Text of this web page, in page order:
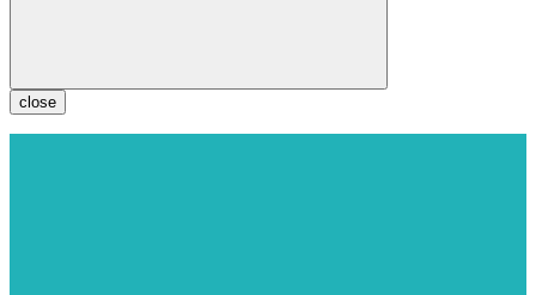
close